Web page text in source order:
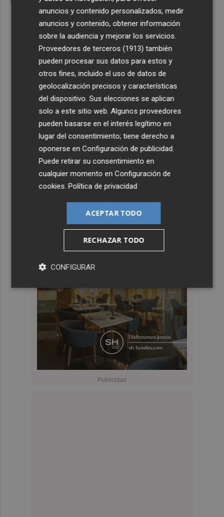
anuncios y contenido personalizados, medir
anuncios y contenido, obtener información
sobre la audiencia y mejorar los servicios.
Proveedores de terceros (1913) también
pueden procesar sus datos para estos y
otros fines, incluido el uso de datos de
geolocalización precisos y características
del dispositivo. Sus elecciones se aplican
solo a este sitio web. Algunos proveedores
pueden basarse en el interés legítimo en
lugar del consentimiento; tiene derecho a
oponerse enConfiguración de publicidad
Puede retirar su consentimiento en
cualquier momento enConfiguración de
cookies .Política de privacidad
ACEPTAR TODO
RECHAZAR TODO
CONFIGURAR